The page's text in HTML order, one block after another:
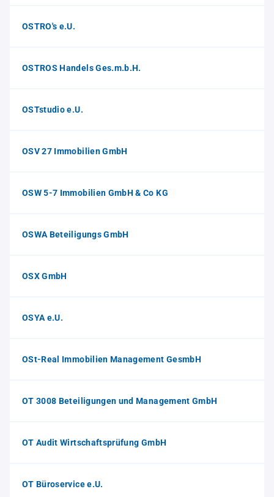
OSTRO's e.U.
OSTROS Handels Ges.m.b.H.
OSTstudio e.U.
OSV 27 Immobilien GmbH
OSW 5-7 Immobilien GmbH & Co KG
OSWA Beteiligungs GmbH
OSX GmbH
OSYA e.U.
OSt-Real Immobilien Management GesmbH
OT 3008 Beteiligungen und Management GmbH
OT Audit Wirtschaftsprüfung GmbH
OT Büroservice e.U.